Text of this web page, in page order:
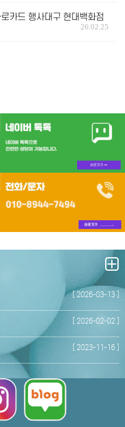
카드 행사대구 현대백화점
26.02.25
[ 2026-03-13 ]
[ 2026-02-02 ]
[ 2023-11-16 ]